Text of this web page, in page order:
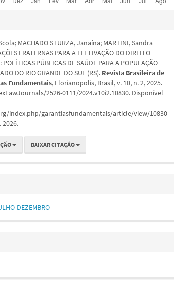
MACHADO STURZA, Janaína; MARTINI, Sandra
FRATERNAS PARA A EFETIVAÇÃO DO DIREITO
POLÍTICAS PÚBLICAS DE SAÚDE PARA A POPULAÇÃO
DO RIO GRANDE DO SUL (RS). Revista Brasileira de
Fundamentais, Florianopolis, Brasil, v. 10, n. 2, 2025.
2526-0111/2024.v10i2.10830. Disponível
index.php/garantiasfundamentais/article/view/10830
2026.
BAIXAR CITAÇÃO
DEZEMBRO